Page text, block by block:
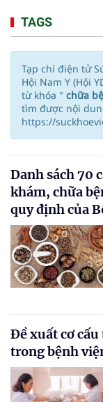
TAGS
Tạp chí điện tử
Hội Nam Y (Hội
từ khóa " chữa
tìm được nội
https://
Danh sách 70
khám, chữa
quy định của
Đề xuất cơ
trong bệnh